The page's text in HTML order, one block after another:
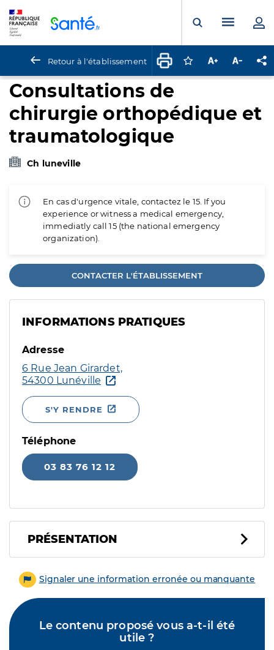
Ouvrir laMenu
Retour à l'établissement Connectez-vous
Augmenter la
Consultations de
chirurgie orthopédique et
traumatologique
Ch luneville
En cas d'urgence vitale, contactez le 15. If you
experience or witness a medical emergency,
immediatly call 15 (the national emergency
organization).
CONTACTER L'ÉTABLISSEMENT
INFORMATIONS PRATIQUES
Adresse
6 Rue Jean Girardet,
54300 Lunéville
S'Y RENDRE
Téléphone
03 83 76 12 12
PRÉSENTATION
Signaler une information erronée ou manquante
Le contenu proposé vous a-t-il été
utile ?